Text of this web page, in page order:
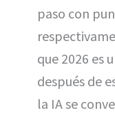
paso con
que 2026 es
después de
la IA se